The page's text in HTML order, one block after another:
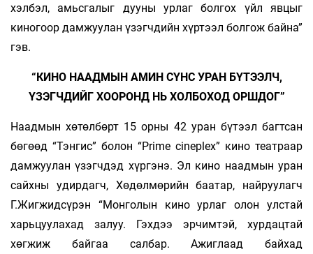
хэлбэл, амьсгалыг дууны урлаг болгох үйл явцыг
киногоор дамжуулан үзэгчдийн хүртээл болгож байна”
гэв.
“КИНО НААДМЫН АМИН СҮНС УРАН БҮТЭЭЛЧ,
ҮЗЭГЧДИЙГ ХООРОНД НЬ ХОЛБОХОД ОРШДОГ”
Наадмын хөтөлбөрт 15 орны 42 уран бүтээл багтсан
бөгөөд “Тэнгис” болон “Prime cineplex” кино театраар
дамжуулан үзэгчдэд хүргэнэ. Эл кино наадмын уран
сайхны удирдагч, Хөдөлмөрийн баатар, найруулагч
Г.Жигжидсүрэн “Монголын кино урлаг олон улстай
харьцуулахад залуу. Гэхдээ эрчимтэй, хурдацтай
хөгжиж байгаа салбар. Ажиглаад байхад